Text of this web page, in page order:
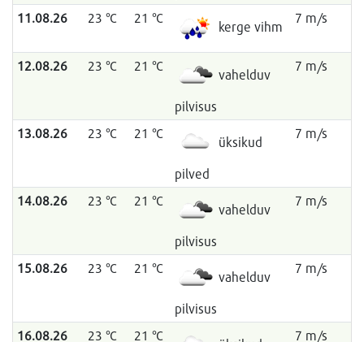
11.08.26 23 °C 21 °C
kerge vihm
7 m/s
12.08.26 23 °C 21 °C
vahelduv
pilvisus
7 m/s
13.08.26 23 °C 21 °C
üksikud
pilved
7 m/s
14.08.26 23 °C 21 °C
vahelduv
pilvisus
7 m/s
15.08.26 23 °C 21 °C
vahelduv
pilvisus
7 m/s
16.08.26 23 °C 21 °C 7 m/s